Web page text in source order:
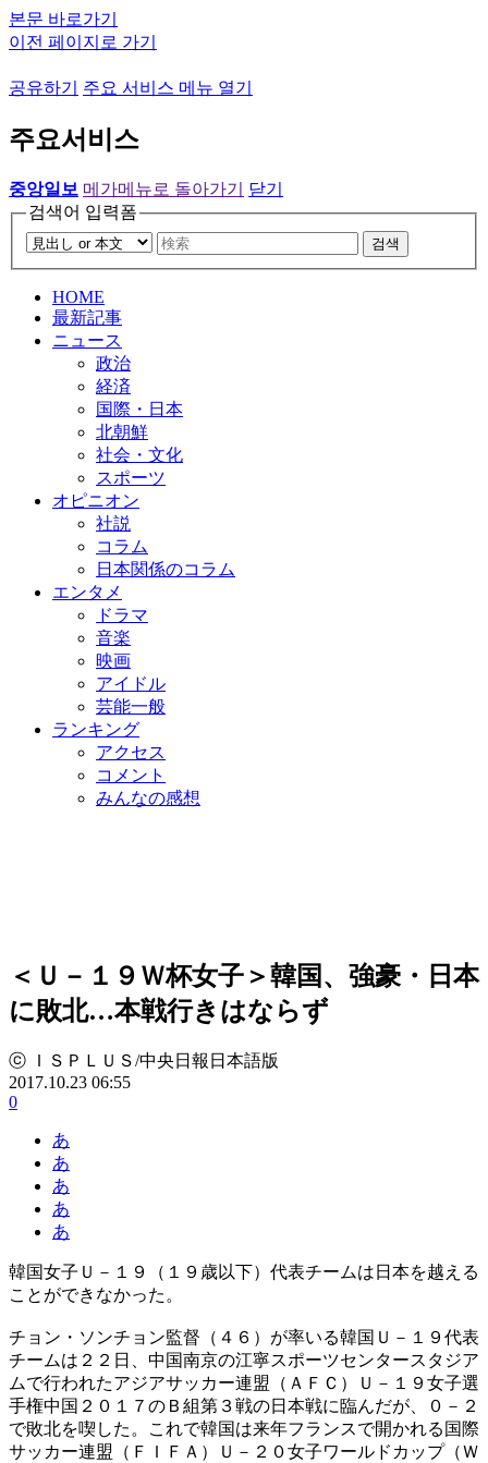
본문 바로가기
이전 페이지로 가기
공유하기 주요 서비스 메뉴 열기
주요서비스
중앙일보 메가메뉴로 돌아가기
닫기
검색어 입력폼
검색
HOME
最新記事
ニュース
政治
経済
国際・日本
北朝鮮
社会・文化
スポーツ
オピニオン
社説
コラム
日本関係のコラム
エンタメ
ドラマ
音楽
映画
アイドル
芸能一般
ランキング
アクセス
コメント
みんなの感想
＜Ｕ－１９Ｗ杯女子＞韓国、強豪・日本
に敗北…本戦行きはならず
ⓒ ＩＳＰＬＵＳ/中央日報日本語版
2017.10.23 06:55
0
あ
あ
あ
あ
あ
韓国女子Ｕ－１９（１９歳以下）代表チームは日本を越える
ことができなかった。
チョン・ソンチョン監督（４６）が率いる韓国Ｕ－１９代表
チームは２２日、中国南京の江寧スポーツセンタースタジア
ムで行われたアジアサッカー連盟（ＡＦＣ）Ｕ－１９女子選
手権中国２０１７のＢ組第３戦の日本戦に臨んだが、０－２
で敗北を喫した。これで韓国は来年フランスで開かれる国際
サッカー連盟（ＦＩＦＡ）Ｕ－２０女子ワールドカップ（Ｗ